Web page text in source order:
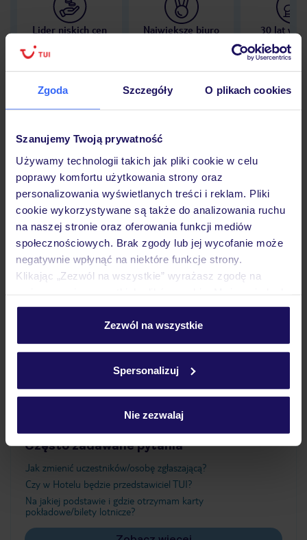
Zgoda Szczegóły O plikach cookies
Szanujemy Twoją prywatność
Używamy technologii takich jak pliki cookie w celu
poprawy komfortu użytkowania strony oraz
personalizowania wyświetlanych treści i reklam. Pliki
cookie wykorzystywane są także do analizowania ruchu
na naszej stronie oraz oferowania funkcji mediów
społecznościowych. Brak zgody lub jej wycofanie może
negatywnie wpłynąć na niektóre funkcje strony.
Klikając „Zezwól na wszystkie” wyrażasz zgodę na
personalizować swój wybór wchodząc w zakładkę
Szczegółowe informacje o plikach cookie znajdziesz
Zezwól na wszystkie
Spersonalizuj
Nie zezwalaj
Lider niskich cen
Największe biuro
30 lat w
Hotel
Opinie
Pokoje
Wyżywienie
Ważne informacje
Często zadawane pytania
Jak zmienić uczestników/osobę zgłaszającą?
Czy w Hotelu będzie przedstawiciel TUI?
Na jakiej podstawie i gdzie otrzymam karty
pokładowe/bilety lotnicze?